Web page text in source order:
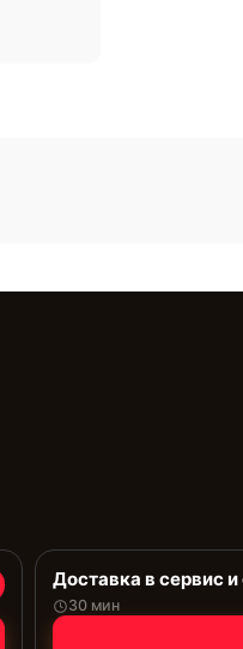
Доставка в сервис и
30 мин